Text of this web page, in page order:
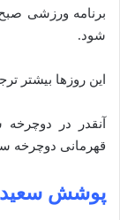
برنامه ورزشی صبح
شود.
این روزها بیشتر
آنقدر در
قهرمانی دوچرخه
پوشش سعید